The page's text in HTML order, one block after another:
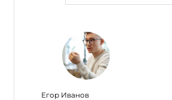
Егор Иванов